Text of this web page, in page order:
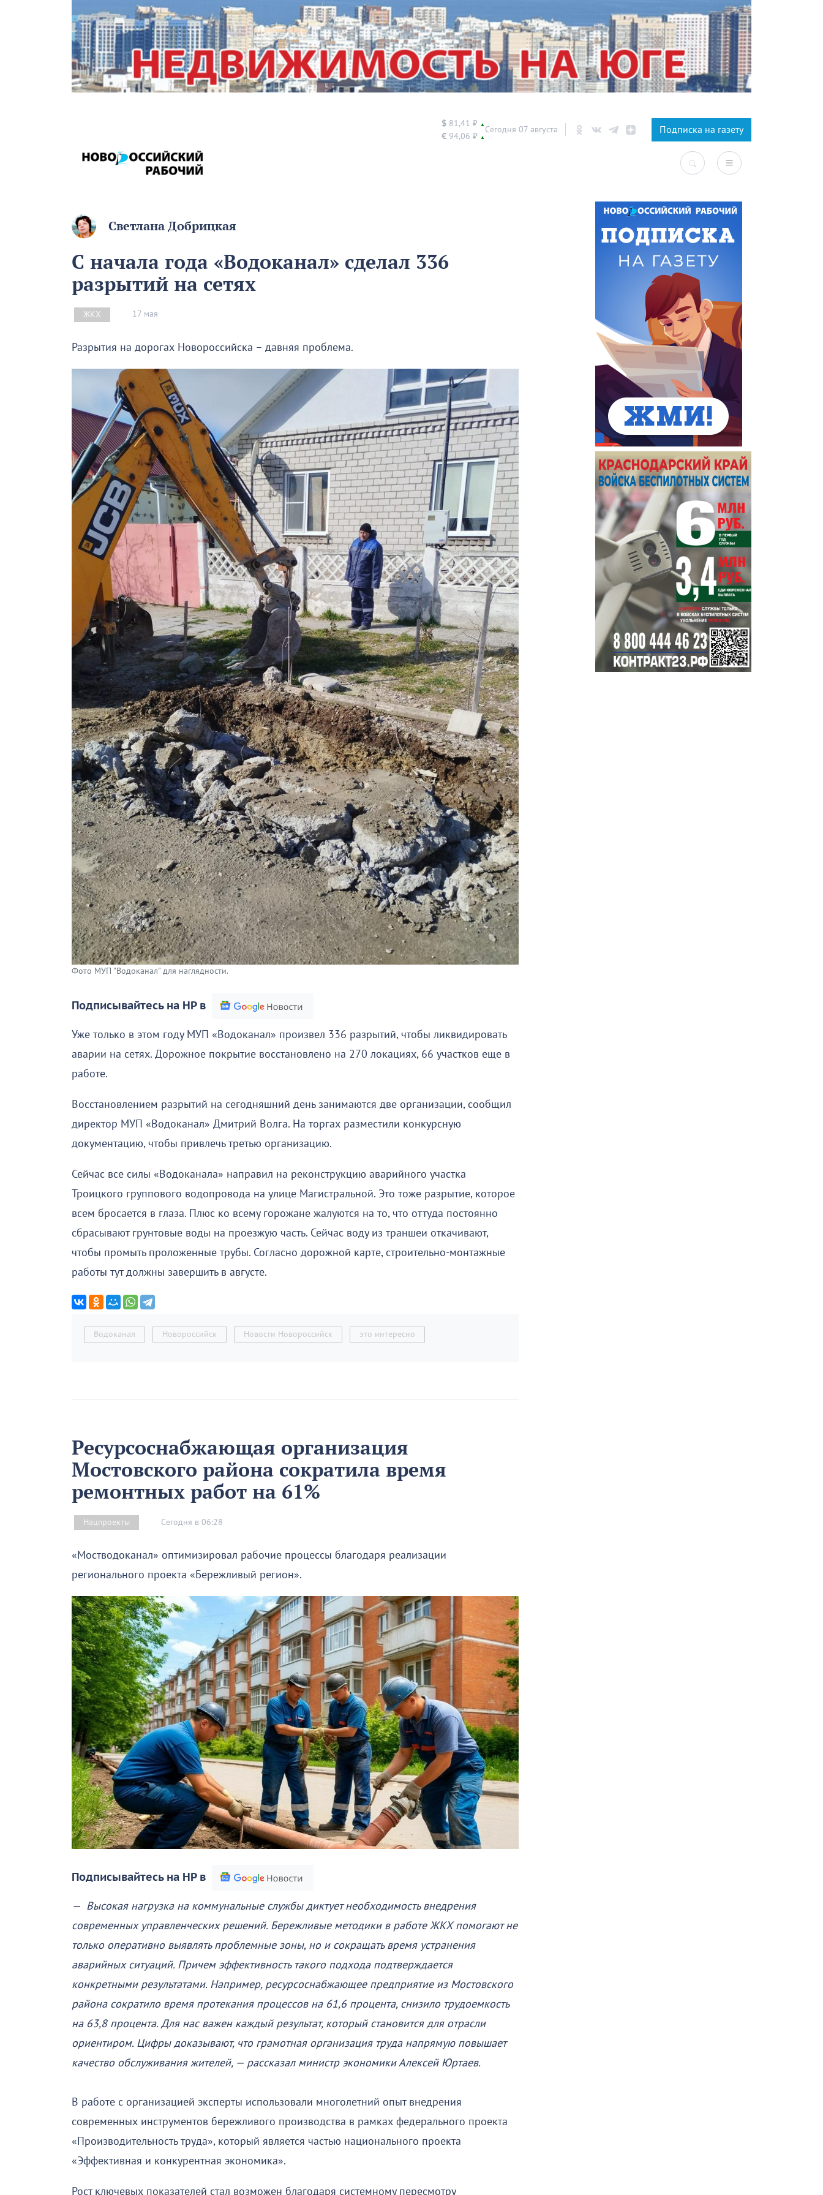
$ 81,41 ₽ ▲
€ 94,06 ₽ ▲
Сегодня 07 августа Подписка на газету
Светлана Добрицкая
С начала года «Водоканал» сделал 336
разрытий на сетях
ЖКХ 17 мая
Разрытия на дорогах Новороссийска – давняя проблема.
Фото МУП "Водоканал" для наглядности.
Подписывайтесь на НР в
Уже только в этом году МУП «Водоканал» произвел 336 разрытий, чтобы ликвидировать
аварии на сетях. Дорожное покрытие восстановлено на 270 локациях, 66 участков еще в
работе.
Восстановлением разрытий на сегодняшний день занимаются две организации, сообщил
директор МУП «Водоканал» Дмитрий Волга. На торгах разместили конкурсную
документацию, чтобы привлечь третью организацию.
Сейчас все силы «Водоканала» направил на реконструкцию аварийного участка
Троицкого группового водопровода на улице Магистральной. Это тоже разрытие, которое
всем бросается в глаза. Плюс ко всему горожане жалуются на то, что оттуда постоянно
сбрасывают грунтовые воды на проезжую часть. Сейчас воду из траншеи откачивают,
чтобы промыть проложенные трубы. Согласно дорожной карте, строительно-монтажные
работы тут должны завершить в августе.
Водоканал Новороссийск Новости Новороссийск это интересно
Ресурсоснабжающая организация
Мостовского района сократила время
ремонтных работ на 61%
Нацпроекты Сегодня в 06:28
«Мостводоканал» оптимизировал рабочие процессы благодаря реализации
регионального проекта «Бережливый регион».
Подписывайтесь на НР в
— Высокая нагрузка на коммунальные службы диктует необходимость внедрения
современных управленческих решений. Бережливые методики в работе ЖКХ помогают не
только оперативно выявлять проблемные зоны, но и сокращать время устранения
аварийных ситуаций. Причем эффективность такого подхода подтверждается
конкретными результатами. Например, ресурсоснабжающее предприятие из Мостовского
района сократило время протекания процессов на 61,6 процента, снизило трудоемкость
на 63,8 процента. Для нас важен каждый результат, который становится для отрасли
ориентиром. Цифры доказывают, что грамотная организация труда напрямую повышает
качество обслуживания жителей, — рассказал министр экономики Алексей Юртаев.
В работе с организацией эксперты использовали многолетний опыт внедрения
современных инструментов бережливого производства в рамках федерального проекта
«Производительность труда», который является частью национального проекта
«Эффективная и конкурентная экономика».
Рост ключевых показателей стал возможен благодаря системному пересмотру